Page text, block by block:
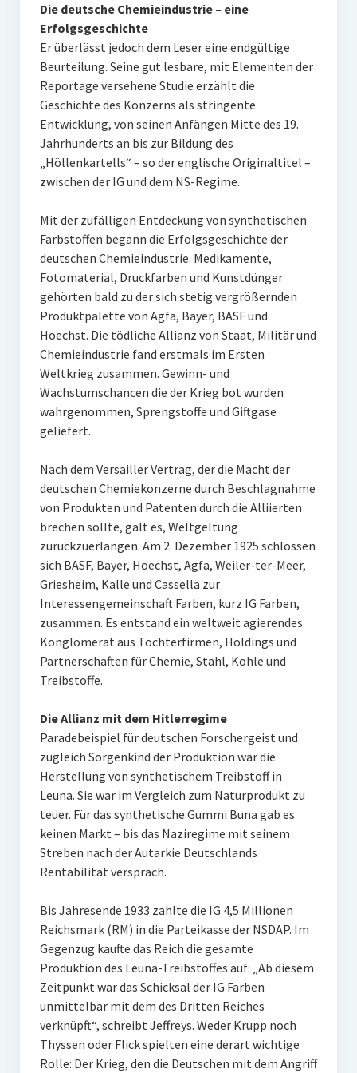
Die deutsche Chemieindustrie – eine
Erfolgsgeschichte
Er überlässt jedoch dem Leser eine endgültige
Beurteilung. Seine gut lesbare, mit Elementen der
Reportage versehene Studie erzählt die
Geschichte des Konzerns als stringente
Entwicklung, von seinen Anfängen Mitte des 19.
Jahrhunderts an bis zur Bildung des
„Höllenkartells“ – so der englische Originaltitel –
zwischen der IG und dem NS-Regime.
Mit der zufälligen Entdeckung von synthetischen
Farbstoffen begann die Erfolgsgeschichte der
deutschen Chemieindustrie. Medikamente,
Fotomaterial, Druckfarben und Kunstdünger
gehörten bald zu der sich stetig vergrößernden
Produktpalette von Agfa, Bayer, BASF und
Hoechst. Die tödliche Allianz von Staat, Militär und
Chemieindustrie fand erstmals im Ersten
Weltkrieg zusammen. Gewinn- und
Wachstumschancen die der Krieg bot wurden
wahrgenommen, Sprengstoffe und Giftgase
geliefert.
Nach dem Versailler Vertrag, der die Macht der
deutschen Chemiekonzerne durch Beschlagnahme
von Produkten und Patenten durch die Alliierten
brechen sollte, galt es, Weltgeltung
zurückzuerlangen. Am 2. Dezember 1925 schlossen
sich BASF, Bayer, Hoechst, Agfa, Weiler-ter-Meer,
Griesheim, Kalle und Cassella zur
Interessengemeinschaft Farben, kurz IG Farben,
zusammen. Es entstand ein weltweit agierendes
Konglomerat aus Tochterfirmen, Holdings und
Partnerschaften für Chemie, Stahl, Kohle und
Treibstoffe.
Die Allianz mit dem Hitlerregime
Paradebeispiel für deutschen Forschergeist und
zugleich Sorgenkind der Produktion war die
Herstellung von synthetischem Treibstoff in
Leuna. Sie war im Vergleich zum Naturprodukt zu
teuer. Für das synthetische Gummi Buna gab es
keinen Markt – bis das Naziregime mit seinem
Streben nach der Autarkie Deutschlands
Rentabilität versprach.
Bis Jahresende 1933 zahlte die IG 4,5 Millionen
Reichsmark (RM) in die Parteikasse der NSDAP. Im
Gegenzug kaufte das Reich die gesamte
Produktion des Leuna-Treibstoffes auf: „Ab diesem
Zeitpunkt war das Schicksal der IG Farben
unmittelbar mit dem des Dritten Reiches
verknüpft“, schreibt Jeffreys. Weder Krupp noch
Thyssen oder Flick spielten eine derart wichtige
Rolle: Der Krieg, den die Deutschen mit dem Angriff